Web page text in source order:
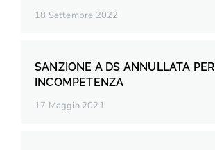
18 Settembre 2022
SANZIONE A DS ANNULLATA PER
INCOMPETENZA
17 Maggio 2021